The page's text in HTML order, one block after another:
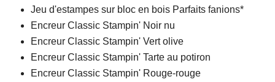
Jeu d'estampes sur bloc en bois Parfaits fanions*
Encreur Classic Stampin' Noir nu
Encreur Classic Stampin' Vert olive
Encreur Classic Stampin' Tarte au potiron
Encreur Classic Stampin' Rouge-rouge